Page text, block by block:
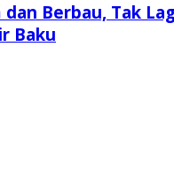
Berbau, Tak
Baku